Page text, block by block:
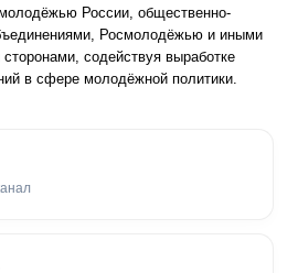
России, общественно-
Росмолодёжью и иными
содействуя выработке
в сфере молодёжной политики.